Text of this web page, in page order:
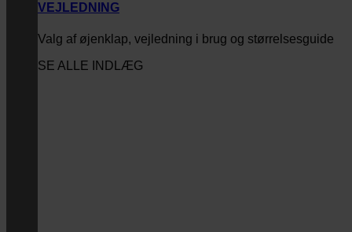
VEJLEDNING
Valg af øjenklap, vejledning i brug og størrelsesguide
SE ALLE INDLÆG